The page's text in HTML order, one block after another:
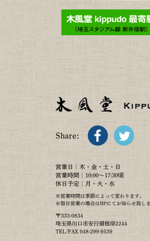
Share:
営業日｜木・金・土・日
営業時間｜10:00～17:30頃
休日予定｜月・火・水
※営業時間は季節によって変わります。
※祭日営業の場合はHPにてお知らせ致しま
〒333-0834
埼玉県川口市安行領根岸2244
TEL/FAX 048-299-9539